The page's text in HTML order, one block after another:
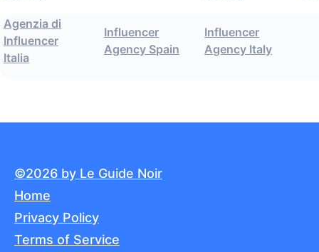
Agenzia di
Influencer
Italia
Influencer
Agency Spain
Influencer
Agency Italy
©2026 by Le Guide Noir
Home
Privacy Policy
Terms of Service